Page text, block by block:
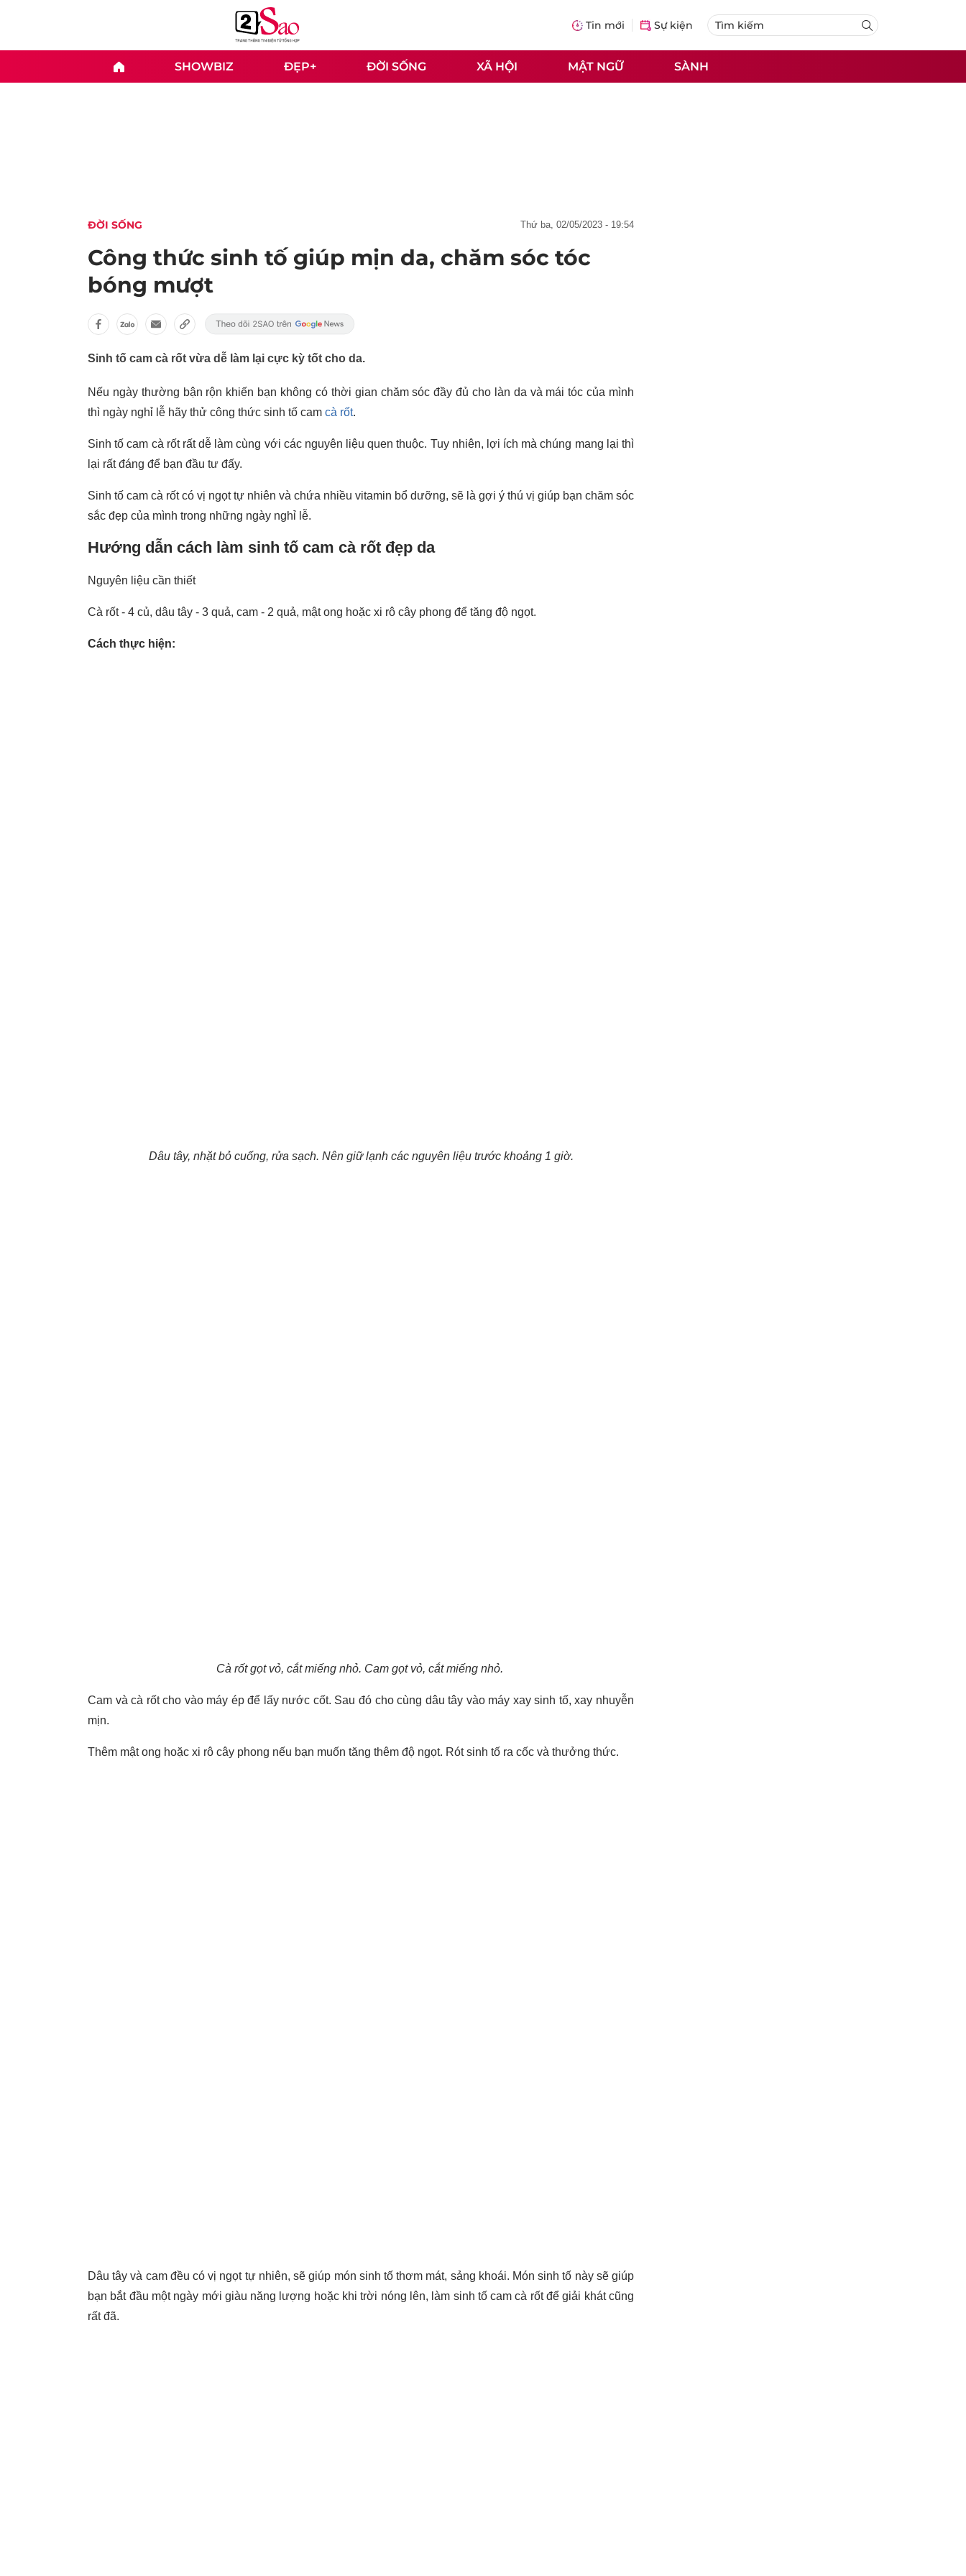
Tin mới Sự kiện
SHOWBIZ ĐẸP+ ĐỜI SỐNG XÃ HỘI MẬT NGỮ SÀNH
ĐỜI SỐNG thứ ba, 02/05/2023 - 19:54
Công thức sinh tố giúp mịn da, chăm sóc tóc
bóng mượt
Sinh tố cam cà rốt vừa dễ làm lại cực kỳ tốt cho da.
Nếu ngày thường bận rộn khiến bạn không có thời gian chăm sóc đầy đủ cho làn da và mái tóc của mình
thì ngày nghỉ lễ hãy thử công thức sinh tố cam cà rốt.
Sinh tố cam cà rốt rất dễ làm cùng với các nguyên liệu quen thuộc. Tuy nhiên, lợi ích mà chúng mang lại thì
lại rất đáng để bạn đầu tư đấy.
Sinh tố cam cà rốt có vị ngọt tự nhiên và chứa nhiều vitamin bổ dưỡng, sẽ là gợi ý thú vị giúp bạn chăm sóc
sắc đẹp của mình trong những ngày nghỉ lễ.
Hướng dẫn cách làm sinh tố cam cà rốt đẹp da
Nguyên liệu cần thiết
Cà rốt - 4 củ, dâu tây - 3 quả, cam - 2 quả, mật ong hoặc xi rô cây phong để tăng độ ngọt.
Cách thực hiện:
Dâu tây, nhặt bỏ cuống, rửa sạch. Nên giữ lạnh các nguyên liệu trước khoảng 1 giờ.
Cà rốt gọt vỏ, cắt miếng nhỏ. Cam gọt vỏ, cắt miếng nhỏ.
Cam và cà rốt cho vào máy ép để lấy nước cốt. Sau đó cho cùng dâu tây vào máy xay sinh tố, xay nhuyễn
mịn.
Thêm mật ong hoặc xi rô cây phong nếu bạn muốn tăng thêm độ ngọt. Rót sinh tố ra cốc và thưởng thức.
Dâu tây và cam đều có vị ngọt tự nhiên, sẽ giúp món sinh tố thơm mát, sảng khoái. Món sinh tố này sẽ giúp
bạn bắt đầu một ngày mới giàu năng lượng hoặc khi trời nóng lên, làm sinh tố cam cà rốt để giải khát cũng
rất đã.